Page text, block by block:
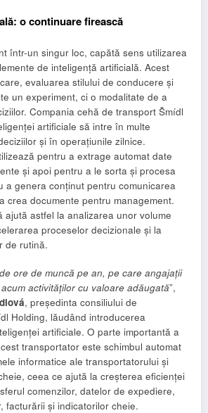
o continuare firească
într-un singur loc, capătă sens utilizarea
de inteligență artificială. Acest
evaluarea stilului de conducere și
un experiment, ci o modalitate de a
Compania cehă de transport Šmídl
artificiale să intre în multe
și în operațiunile zilnice.
pentru a extrage automat date
și apoi pentru a le sorta și procesa
a genera conținut pentru comunicarea
crea documente pentru management.
ajută astfel la analizarea unor volume
proceselor decizionale și la
de rutină.
ore de muncă pe an, pe care angajații
activităților cu valoare adăugată”,
, președinta consiliului de
Holding, lăudând introducerea
artificiale. O parte importantă a
transportator este schimbul automat
informatice ale transportatorului și
ceea ce ajută la creșterea eficienței
comenzilor, datelor de expediere,
facturării și indicatorilor cheie.